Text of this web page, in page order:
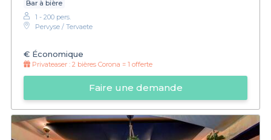
Bar à bière
1 - 200 pers.
Pervyse / Tervaete
€ Économique
Privateaser : 2 bières Corona = 1 offerte
Faire une demande